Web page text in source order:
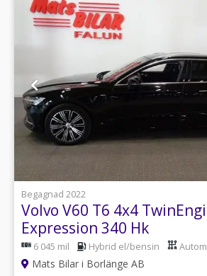
Begagnad 2022
Volvo V60 T6 4x4
Expression 340 Hk
6 045 mil Hybrid el/bensin
Mats Bilar i Borlänge AB